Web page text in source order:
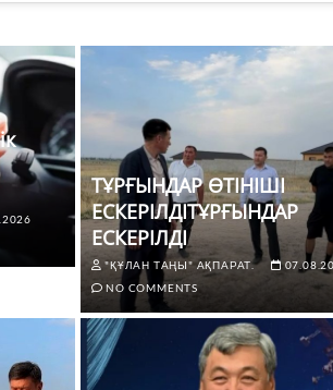
ТҰРҒЫНДАР ӨТІНІШІ
ЕСКЕРІЛДІТҰРҒЫНДАР
ЕСКЕРІЛДІ
"ҚҰЛАН ТАҢЫ" АҚПАРАТ.
NO COMMENTS